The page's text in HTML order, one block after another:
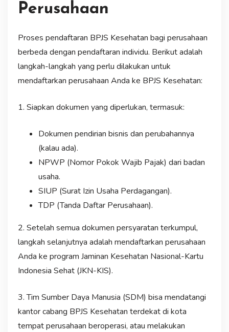
Perusahaan
Proses pendaftaran BPJS Kesehatan bagi perusahaan
berbeda dengan pendaftaran individu. Berikut adalah
langkah-langkah yang perlu dilakukan untuk
mendaftarkan perusahaan Anda ke BPJS Kesehatan:
1. Siapkan dokumen yang diperlukan, termasuk:
Dokumen pendirian bisnis dan perubahannya
(kalau ada).
NPWP (Nomor Pokok Wajib Pajak) dari badan
usaha.
SIUP (Surat Izin Usaha Perdagangan).
TDP (Tanda Daftar Perusahaan).
2. Setelah semua dokumen persyaratan terkumpul,
langkah selanjutnya adalah mendaftarkan perusahaan
Anda ke program Jaminan Kesehatan Nasional-Kartu
Indonesia Sehat (JKN-KIS).
3. Tim Sumber Daya Manusia (SDM) bisa mendatangi
kantor cabang BPJS Kesehatan terdekat di kota
tempat perusahaan beroperasi, atau melakukan